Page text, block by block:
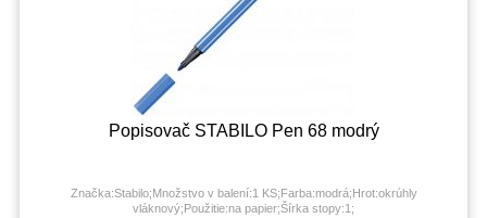
Popisovač STABILO Pen 68 modrý
Značka:Stabilo;Množstvo v balení:1 KS;Farba:modrá;Hrot:okrúhly
vláknový;Použitie:na papier;Šírka stopy:1;